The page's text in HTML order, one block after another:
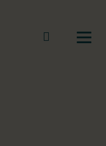
d'accueil
go to